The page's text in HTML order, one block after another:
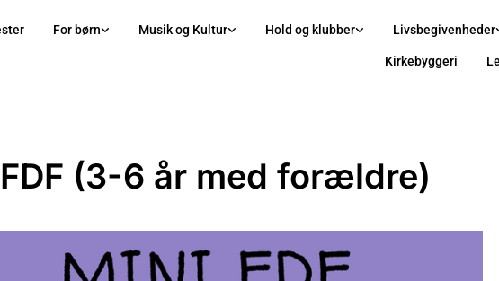
For børn Musik og Kultur Hold og klubber Livsbegivenheder
Kirkebyggeri
(3-6 år med forældre)